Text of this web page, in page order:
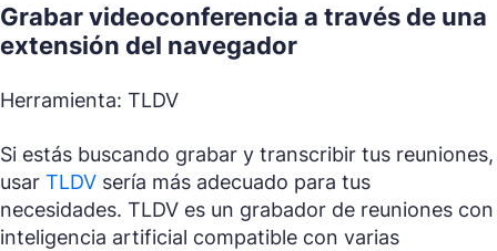
Grabar videoconferencia a través de una
extensión del navegador
Herramienta: TLDV
Si estás buscando grabar y transcribir tus reuniones,
usar TLDV sería más adecuado para tus
necesidades. TLDV es un grabador de reuniones con
inteligencia artificial compatible con varias